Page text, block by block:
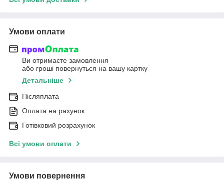
Умови оплати
Ви отримаєте замовлення
або гроші повернуться на вашу картку
Детальніше
Післяплата
Оплата на рахунок
Готівковий розрахунок
Всі умови оплати
Умови повернення